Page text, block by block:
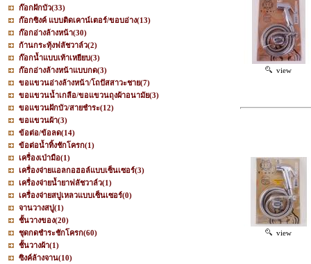
ก๊อกฝักบัว(33)
ก๊อกซิงค์ แบบติดเคาน์เตอร์/ขอบอ่าง(13)
ก๊อกอ่างล้างหน้า(30)
ก้านกระทุ้งฟลัชวาล์ว(2)
ก๊อกน้ำแบบเท้าเหยียบ(3)
ก๊อกอ่างล้างหน้าแบบกด(3)
ขอแขวนอ่างล้างหน้า/โถปัสสาวะชาย(7)
ขอแขวนน้ำเกลือ/ขอแขวนถุงผ้าอนามัย(3)
ขอแขวนฝักบัว/สายชำระ(12)
ขอแขวนผ้า(3)
ข้อต่อ/ข้อลด(14)
ข้อต่อน้ำทิ้งชักโครก(1)
เครื่องเป่ามือ(1)
เครื่องจ่ายแอลกอฮอล์แบบเซ็นเซอร์(3)
เครื่องจ่ายน้ำยาฟลัชวาล์ว(1)
เครื่องจ่ายสบู่เหลวแบบเซ็นเซอร์(0)
จานวางสบู่(1)
ชั้นวางของ(20)
ชุดกดชำระชักโครก(60)
ชั้นวางผ้า(1)
ซิงค์ล้างจาน(10)
view
view